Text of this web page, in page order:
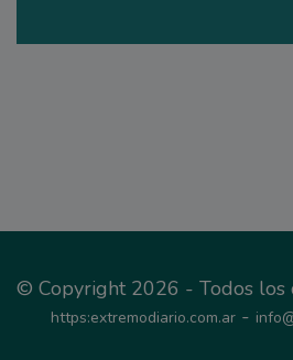
© Copyright 2026 - Todos los
https:extremodiario.com.ar -